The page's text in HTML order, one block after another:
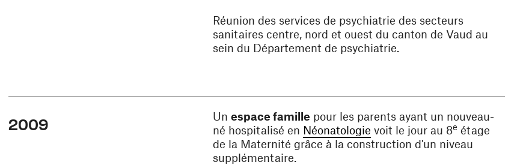
Réunion des services de psychiatrie des secteurs
sanitaires centre, nord et ouest du canton de Vaud au
sein du Département de psychiatrie.
2009 Un espace famillepour les parents ayant un nouveau-
né hospitalisé en Néonatologie(ouvre une nouvelle fenêtre)
voit le jour au 8e étage
de la Maternité grâce à la construction d'un niveau
supplémentaire.